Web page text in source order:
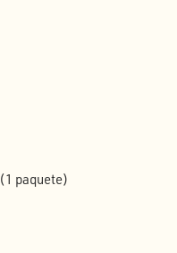
(1 paquete)